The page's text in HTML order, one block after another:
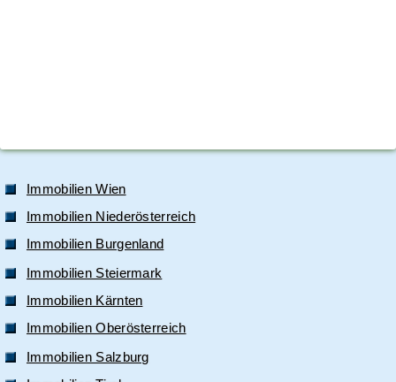
Immobilien Wien
Immobilien Niederösterreich
Immobilien Burgenland
Immobilien Steiermark
Immobilien Kärnten
Immobilien Oberösterreich
Immobilien Salzburg